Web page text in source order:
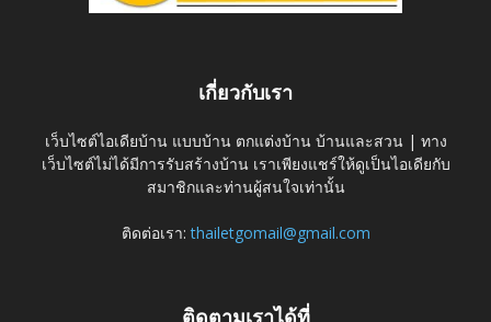
เกี่ยวกับเรา
เว็บไซต์ไอเดียบ้าน แบบบ้าน ตกแต่งบ้าน บ้านและสวน | ทาง
เว็บไซต์ไม่ได้มีการรับสร้างบ้าน เราเพียงแชร์ให้ดูเป็นไอเดียกับ
สมาชิกและท่านผู้สนใจเท่านั้น
ติดต่อเรา:thailetgomail@gmail.com
ติดตามเราได้ที่